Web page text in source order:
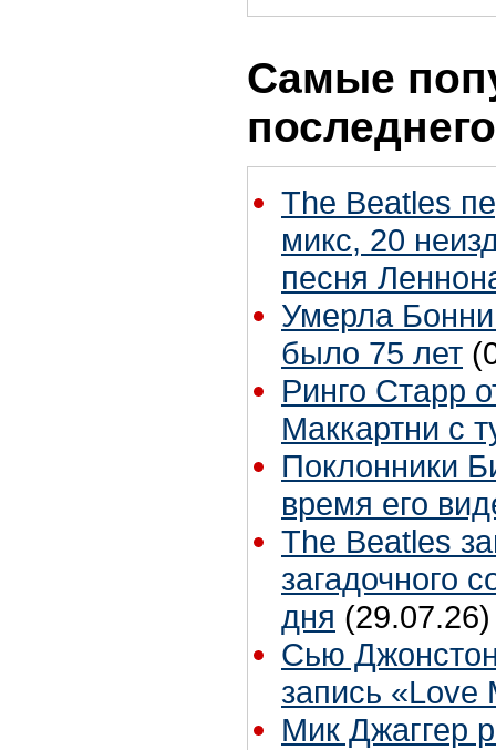
Самые
The Beatles
микс, 20
песня
Умерла
было 75 лет
Ринго Старр
Маккартни с
Поклонники
время его
The Beatles
загадочного
дня (29.07.26)
Сью
запись «Love
Мик Джаггер